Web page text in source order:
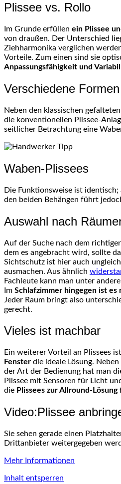
Plissee vs. Rollo
Im Grunde erfüllen ein Plissee
von draußen. Der Unterschied
Ziehharmonika verglichen
Vorteile. Zum einen sind sie
Anpassungsfähigkeit und
Verschiedene Formen
Neben den klassischen
die konventionellen Plissee-
seitlicher Betrachtung eine
Waben-Plissees
Die Funktionsweise ist
den beiden Behängen führt
Auswahl nach
Auf der Suche nach dem
dem es angebracht wird, sollte
Sichtschutz ist hier auch
ausmachen. Aus ähnlich
Fachleute kann man unter
Im Schlafzimmer hingegen ist es
Jeder Raum bringt also
gerecht.
Vieles ist machbar
Ein weiterer Vorteil an Plissees
Fenster die ideale Lösung.
der Art der Bedienung hat man
Plissee mit Sensoren für Licht
die Plissees zur Allround-
Video:Plissee
Sie sehen gerade einen
Drittanbieter weitergegeben
Mehr Informationen
Inhalt entsperren